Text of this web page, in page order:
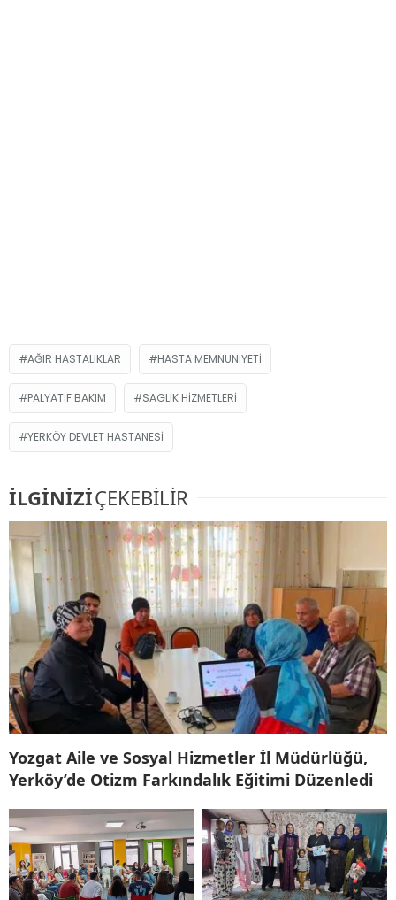
AĞIR HASTALIKLAR HASTA MEMNUNIYETI
PALYATIF BAKIM SAGLIK HIZMETLERI
YERKÖY DEVLET HASTANESI
İLGİNİZİÇEKEBİLİR
Yozgat Aile ve Sosyal Hizmetler İl Müdürlüğü,
Yerköy’de Otizm Farkındalık Eğitimi Düzenledi